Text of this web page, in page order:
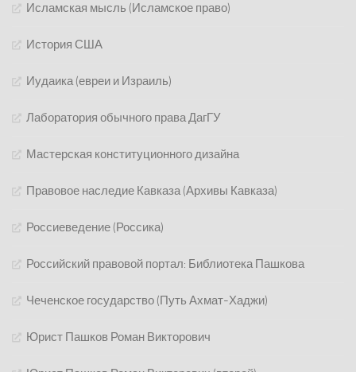
Исламская мысль (Исламское право)
История США
Иудаика (евреи и Израиль)
Лаборатория обычного права ДагГУ
Мастерская конституционного дизайна
Правовое наследие Кавказа (Архивы Кавказа)
Россиеведение (Россика)
Российский правовой портал: Библиотека Пашкова
Чеченское государство (Путь Ахмат-Хаджи)
Юрист Пашков Роман Викторович